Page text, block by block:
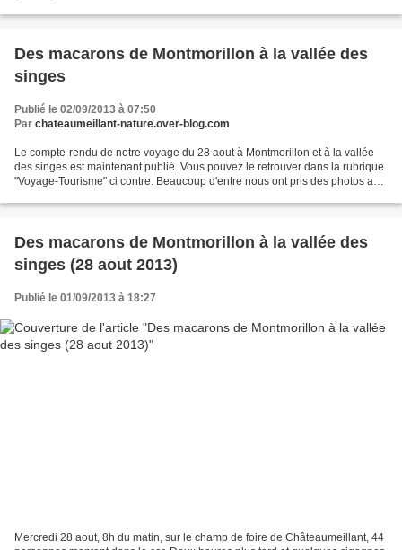
Des macarons de Montmorillon à la vallée des
singes
Publié le 02/09/2013 à 07:50
Par chateaumeillant-nature.over-blog.com
Le compte-rendu de notre voyage du 28 aout à Montmorillon et à la vallée
des singes est maintenant publié. Vous pouvez le retrouver dans la rubrique
"Voyage-Tourisme" ci contre. Beaucoup d'entre nous ont pris des photos au
Des macarons de Montmorillon à la vallée des
singes (28 aout 2013)
Publié le 01/09/2013 à 18:27
Mercredi 28 aout, 8h du matin, sur le champ de foire de Châteaumeillant, 44